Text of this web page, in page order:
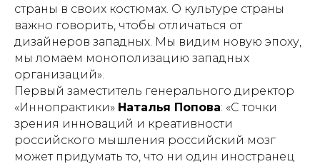
страны в своих костюмах. О культуре страны
важно говорить, чтобы отличаться от
дизайнеров западных. Мы видим новую эпоху,
мы ломаем монополизацию западных
организаций».
Первый заместитель генерального директор
«Иннопрактики» Наталья Попова: «С точки
зрения инноваций и креативности
российского мышления российский мозг
может придумать то, что ни один иностранец